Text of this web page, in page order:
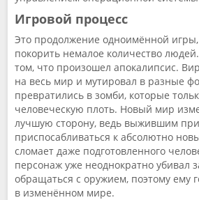
Игровой процесс
Это продолжение одноимённой игры,
покорить немалое количество
том, что произошел апокалипсис.
на весь мир и мутировал в разные
превратились в зомби, которые
человеческую плоть. Новый мир
лучшую сторону, ведь выжившим
приспосабливаться к абсолютно
сломает даже подготовленного
персонаж уже неоднократно убивал
обращаться с оружием, поэтому ему
в изменённом мире.